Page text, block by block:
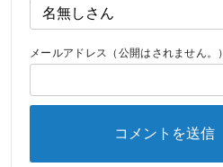
メールアドレス（公開はされません。）